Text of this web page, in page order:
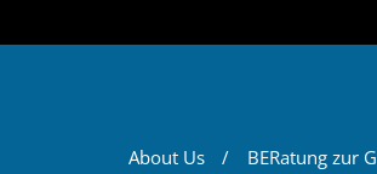
About Us BERatung zur